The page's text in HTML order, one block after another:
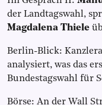
der Landtagswahl,
Magdalena Thiele
Berlin-Blick:
analysiert, was das
Bundestagswahl für
Börse: An der Wall